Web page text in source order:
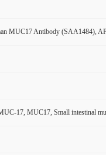
MUC17 Antibody (SAA1484),
17, MUC17, Small intestinal